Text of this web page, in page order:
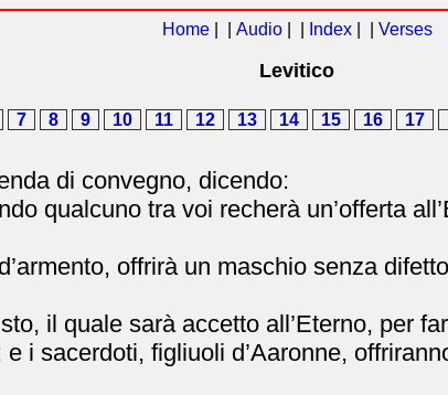
Home| | Audio| | Index| | Verses
Levitico
7 8 9 10 11 12 13 14 15 16 17
di convegno, dicendo:
qualcuno tra voi recherà un’offerta
offrirà un maschio senza
il quale sarà accetto all’Eterno, per
i sacerdoti, figliuoli d’Aaronne,